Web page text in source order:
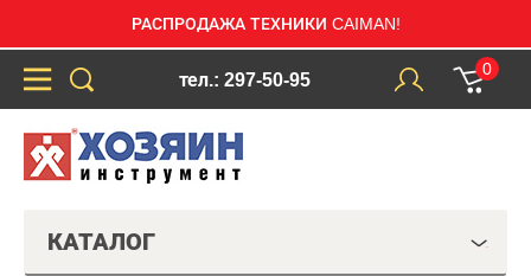
РАСПРОДАЖА ТЕХНИКИ CAIMAN!
тел.: 297-50-95
0
КАТАЛОГ